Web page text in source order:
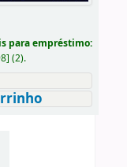
para empréstimo:
] (2).